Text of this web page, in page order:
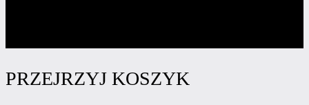
PRZEJRZYJ KOSZYK